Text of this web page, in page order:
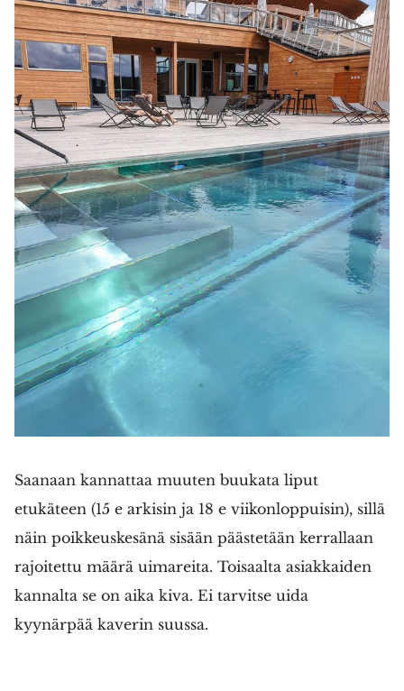
Saanaan kannattaa muuten buukata liput
etukäteen (15 e arkisin ja 18 e viikonloppuisin), sillä
näin poikkeuskesänä sisään päästetään kerrallaan
rajoitettu määrä uimareita. Toisaalta asiakkaiden
kannalta se on aika kiva. Ei tarvitse uida
kyynärpää kaverin suussa.